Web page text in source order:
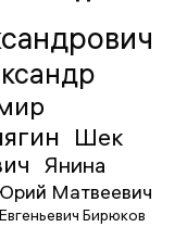
Шек
Янина
Матвеевич
Бирюков